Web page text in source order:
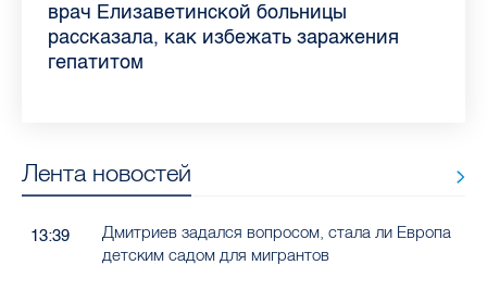
самых цитируемых СМИ Петербурга и
Ленобласти во II квартале 2026 года
врач Елизаветинской больницы
рассказала, как избежать заражения
гепатитом
педиатра для родителей
где самый высокий и самый низкий
конкурс
воспаления ахиллова сухожилия летом
рассказала о возможностях для
работающих родителей
Елизаветинской больницы ответила на
главные вопросы о заболевании
какие напитки можно приготовить дома
в жару
Лента новостей
13:39
Дмитриев задался вопросом, стала ли Европа
детским садом для мигрантов